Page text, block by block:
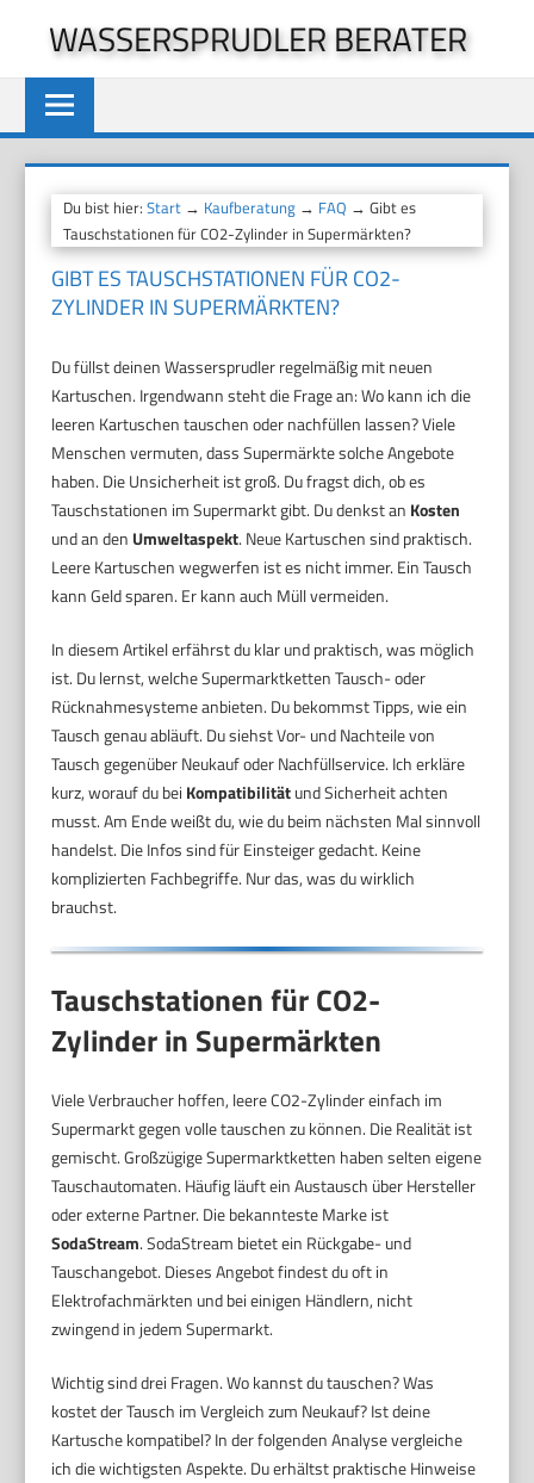
springen
WASSERSPRUDLER BERATER
Du bist hier:Start → Kaufberatung → FAQ → Gibt es
Tauschstationen für CO2-Zylinder in Supermärkten?
GIBT ES TAUSCHSTATIONEN FÜR CO2-
ZYLINDER IN SUPERMÄRKTEN?
Du füllst deinen Wassersprudler regelmäßig mit neuen
Kartuschen. Irgendwann steht die Frage an: Wo kann ich die
leeren Kartuschen tauschen oder nachfüllen lassen? Viele
Menschen vermuten, dass Supermärkte solche Angebote
haben. Die Unsicherheit ist groß. Du fragst dich, ob es
Tauschstationen im Supermarkt gibt. Du denkst an Kosten
und an den Umweltaspekt. Neue Kartuschen sind praktisch.
Leere Kartuschen wegwerfen ist es nicht immer. Ein Tausch
kann Geld sparen. Er kann auch Müll vermeiden.
In diesem Artikel erfährst du klar und praktisch, was möglich
ist. Du lernst, welche Supermarktketten Tausch- oder
Rücknahmesysteme anbieten. Du bekommst Tipps, wie ein
Tausch genau abläuft. Du siehst Vor- und Nachteile von
Tausch gegenüber Neukauf oder Nachfüllservice. Ich erkläre
kurz, worauf du bei Kompatibilitätund Sicherheit achten
musst. Am Ende weißt du, wie du beim nächsten Mal sinnvoll
handelst. Die Infos sind für Einsteiger gedacht. Keine
komplizierten Fachbegriffe. Nur das, was du wirklich
brauchst.
Tauschstationen für CO2-
Zylinder in Supermärkten
Viele Verbraucher hoffen, leere CO2-Zylinder einfach im
Supermarkt gegen volle tauschen zu können. Die Realität ist
gemischt. Großzügige Supermarktketten haben selten eigene
Tauschautomaten. Häufig läuft ein Austausch über Hersteller
oder externe Partner. Die bekannteste Marke ist
SodaStream. SodaStream bietet ein Rückgabe- und
Tauschangebot. Dieses Angebot findest du oft in
Elektrofachmärkten und bei einigen Händlern, nicht
zwingend in jedem Supermarkt.
Wichtig sind drei Fragen. Wo kannst du tauschen? Was
kostet der Tausch im Vergleich zum Neukauf? Ist deine
Kartusche kompatibel? In der folgenden Analyse vergleiche
ich die wichtigsten Aspekte. Du erhältst praktische Hinweise